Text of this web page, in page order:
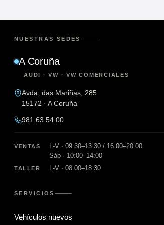
NUESTRAS SEDES
A Coruña
AUDI · VW · VW COMERCIALES
Avda. das Mariñas, 285
15172 · A Coruña
981 63 54 00
VENTAS
L-V · 09:30–13:30 / 16:00–20:00
Sáb · 10:00–14:00
TALLER L-V · 08:00–18:30
SERVICIOS
Vehículos nuevos